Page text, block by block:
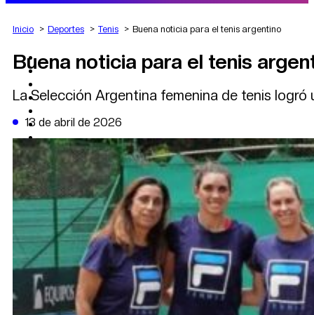
AGRO
DEPORTES
POLÍTICA
DATA FIRME
DE LA TRIBUNA TV
Inicio Deportes Tenis Buena noticia para el tenis argentino
Buena noticia para el tenis
La Selección Argentina femenina de tenis
13 de abril de 2026